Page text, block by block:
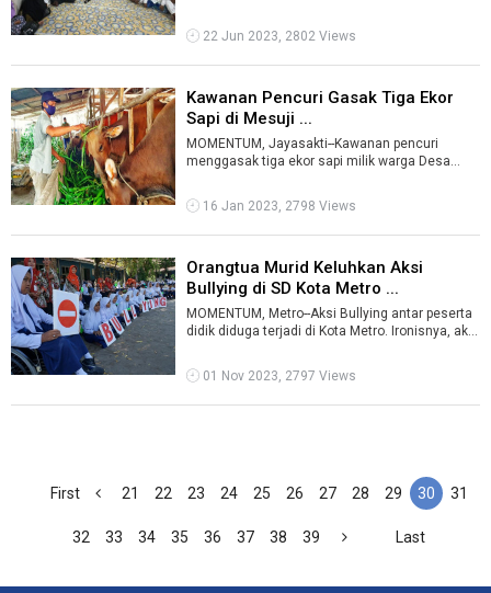
22 Jun 2023, 2802 Views
Kawanan Pencuri Gasak Tiga Ekor
Sapi di Mesuji ...
MOMENTUM, Jayasakti--Kawanan pencuri
menggasak tiga ekor sapi milik warga Desa
Kabupat ...
16 Jan 2023, 2798 Views
Orangtua Murid Keluhkan Aksi
Bullying di SD Kota Metro ...
MOMENTUM, Metro--Aksi Bullying antar peserta
didik diduga terjadi di Kota Metro. Ironisnya, aksi
01 Nov 2023, 2797 Views
First 21 22 23 24 25 26 27 28 29 30 31
32 33 34 35 36 37 38 39 Last